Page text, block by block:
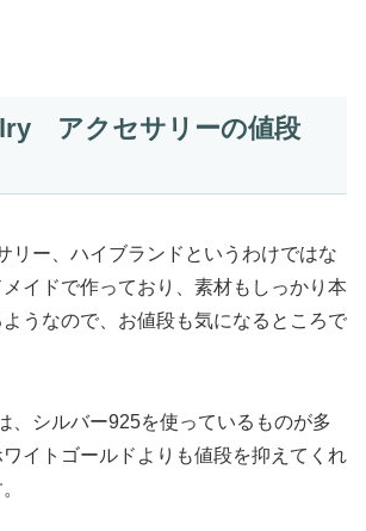
アクセサリーの値段
ー、ハイブランドというわけではな
イドで作っており、素材もしっかり本
うなので、お値段も気になるところで
、シルバー925を使っているものが多
ワイトゴールドよりも値段を抑えてくれ